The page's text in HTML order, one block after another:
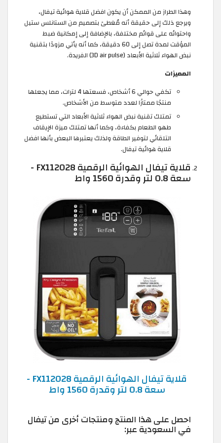
وهذا الطراز من الممكن أن يكون افضل قلاية هوائية تيفال،
ويرجع ذلك إلى حقيقة أنه مُغطىً بتصميم من الستانلس ستيل
واحتوائه على قوائم مختلفة، بالإضافة إلى إمكانية ضبط
المؤقت لمدة تصل إلى 60 دقيقة، كما أنه يأتي مزودًا بتقنية
نبض الهواء ثلاثية الأبعاد (3D air pulse) الفريدة.
المميزات
تكفي حوالي 6 أشخاص، فسعتها 4 لترات، مما يجعلها
منتجًا ممتازًا لعدد متوسط من الأشخاص.
تمتلك تقنية نبض الهواء ثلاثية الأبعاد التي تستطيع
طهو الطعام بكفاءة، وكما أنها تمتلك ميزة الإيقاف
التلقائي لتوفير الطاقة ولذلك يعتبرها البعض بأنها افضل
قلاية هوائية تيفال.
قلاية تيفال الهوائية الرقمية FX112028 -
سعة 0.8 لتر وقدرة 1560 واط
قلاية تيفال الهوائية الرقمية FX112028 -
سعة 0.8 لتر وقدرة 1560 واط
احصل على هذا المنتج ومنتجات أخرى من تيفال
في السعودية عبر: